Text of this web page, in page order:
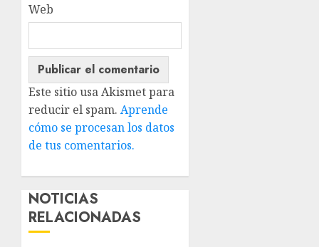
Web
Este sitio usa Akismet para
reducir el spam. Aprende
cómo se procesan los datos
de tus comentarios.
NOTICIAS
RELACIONADAS